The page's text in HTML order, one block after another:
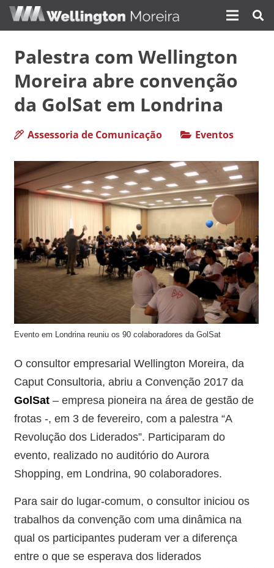
Palestra com Wellington
Moreira abre convenção
da GolSat em Londrina
Assessoria de Comunicação Eventos
Evento em Londrina reuniu os 90 colaboradores da GolSat
O consultor empresarial Wellington Moreira, da
Caput Consultoria, abriu a Convenção 2017 da
GolSat– empresa pioneira na área de gestão de
frotas -, em 3 de fevereiro, com a palestra “A
Revolução dos Liderados”. Participaram do
evento, realizado no auditório do Aurora
Shopping, em Londrina, 90 colaboradores.
Para sair do lugar-comum, o consultor iniciou os
trabalhos da convenção com uma dinâmica na
qual os participantes puderam ver a diferença
entre o que se esperava dos liderados